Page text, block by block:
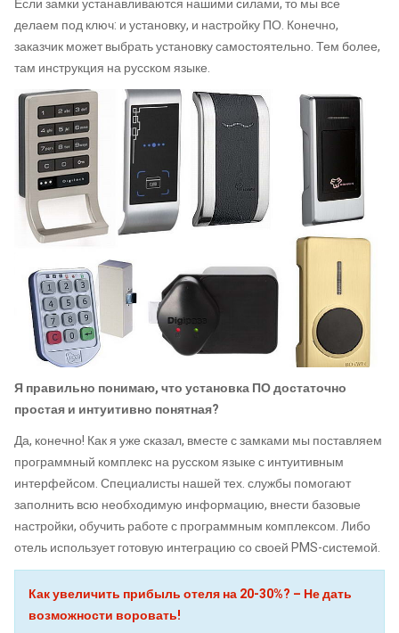
Если замки устанавливаются нашими силами, то мы все
делаем под ключ: и установку, и настройку ПО. Конечно,
заказчик может выбрать установку самостоятельно. Тем более,
там инструкция на русском языке.
Я правильно понимаю, что установка ПО достаточно
простая и интуитивно понятная?
Да, конечно! Как я уже сказал, вместе с замками мы поставляем
программный комплекс на русском языке с интуитивным
интерфейсом. Специалисты нашей тех. службы помогают
заполнить всю необходимую информацию, внести базовые
настройки, обучить работе с программным комплексом. Либо
отель использует готовую интеграцию со своей PMS-системой.
Как увеличить прибыль отеля на 20-30%? – Не дать
возможности воровать!